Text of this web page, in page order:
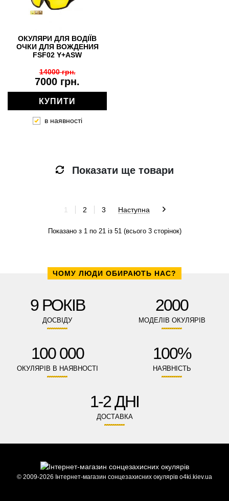
ОКУЛЯРИ ДЛЯ ВОДІЇВ
ОЧКИ ДЛЯ ВОЖДЕНИЯ
FSF02 Y+ASW
7000 грн.
14000 грн.
КУПИТИ
в наявності
Показати ще товари
1 2 3 Наступна
Показано з 1 по 21 із 51 (всього 3 сторінок)
ЧОМУ ЛЮДИ ОБИРАЮТЬ НАС?
9 РОКІВ
ДОСВІДУ
2000
МОДЕЛІВ ОКУЛЯРІВ
100 000
ОКУЛЯРІВ В НАЯВНОСТІ
100%
НАЯВНІСТЬ
1-2 ДНІ
ДОСТАВКА
© 2009-2026 Інтернет-магазин сонцезахисних окулярів o4ki.kiev.ua